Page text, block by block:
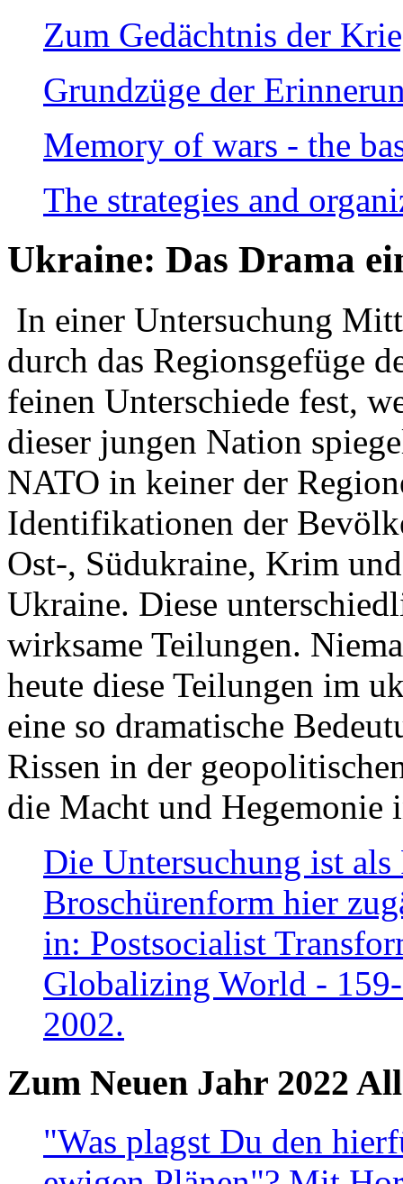
Zum Gedächtnis der
Grundzüge der
Memory of wars - the
The strategies and
Ukraine: Das Drama
In einer Untersuchung
durch das Regionsgefüge
feinen Unterschiede fest,
dieser jungen Nation
NATO in keiner der
Identifikationen der
Ost-, Südukraine, Krim
Ukraine. Diese
wirksame Teilungen.
heute diese Teilungen im
eine so dramatische
Rissen in der
die Macht und Hegemonie
Die Untersuchung ist
Broschürenform hier
in: Postsocialist
Globalizing World -
2002.
Zum Neuen Jahr 2022
"Was plagst Du den